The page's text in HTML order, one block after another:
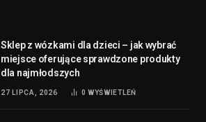
Sklep z wózkami dla dzieci – jak wybrać
miejsce oferujące sprawdzone produkty
dla najmłodszych
27 LIPCA, 2026 0 WYŚWIETLEŃ